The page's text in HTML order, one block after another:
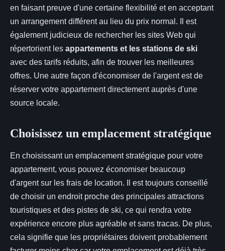
en faisant preuve d'une certaine flexibilité et en acceptant
un arrangement différent au lieu du prix normal. Il est
également judicieux de rechercher les sites Web qui
répertorient les appartements et les stations de ski
avec des tarifs réduits, afin de trouver les meilleures
offres. Une autre façon d'économiser de l'argent est de
réserver votre appartement directement auprès d'une
source locale.
Choisissez un emplacement stratégique
En choisissant un emplacement stratégique pour votre
appartement, vous pouvez économiser beaucoup
d'argent sur les frais de location. Il est toujours conseillé
de choisir un endroit proche des principales attractions
touristiques et des pistes de ski, ce qui rendra votre
expérience encore plus agréable et sans tracas. De plus,
cela signifie que les propriétaires doivent probablement